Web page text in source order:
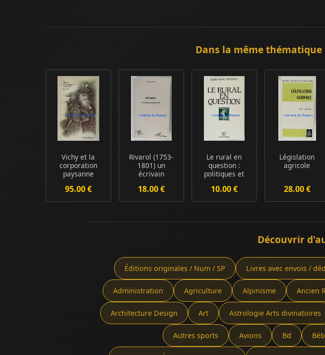
Dans la même thématique
Vichy et la
corporation
paysanne
95.00 €
Rivarol (1753-
1801) un
écrivain
18.00 €
Le rural en
question :
politiques et
quê...
10.00 €
Législation
agricole
28.00 €
Découvrir
Éditions originales / Num / SP Livres avec envois /
Administration Agriculture Alpinisme Ancien
Architecture Design Art Astrologie Arts divinatoires
Autres sports Avions Bd